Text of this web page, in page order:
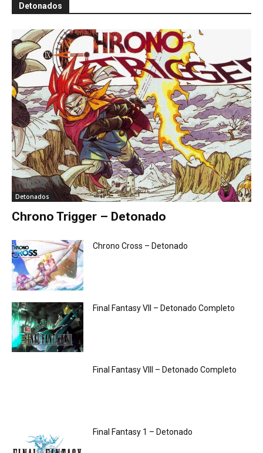
Detonados
Detonados
Chrono Trigger – Detonado
Chrono Cross – Detonado
Final Fantasy VII – Detonado Completo
Final Fantasy VIII – Detonado Completo
Final Fantasy 1 – Detonado